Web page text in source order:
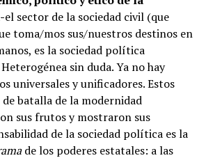
el sector de la sociedad civil (que
toma/mos sus/nuestros destinos en
es la sociedad política
sin duda. Ya no hay
universales y unificadores. Estos
batalla de la modernidad
sus frutos y mostraron sus
de la sociedad política es la
de los poderes estatales: a las